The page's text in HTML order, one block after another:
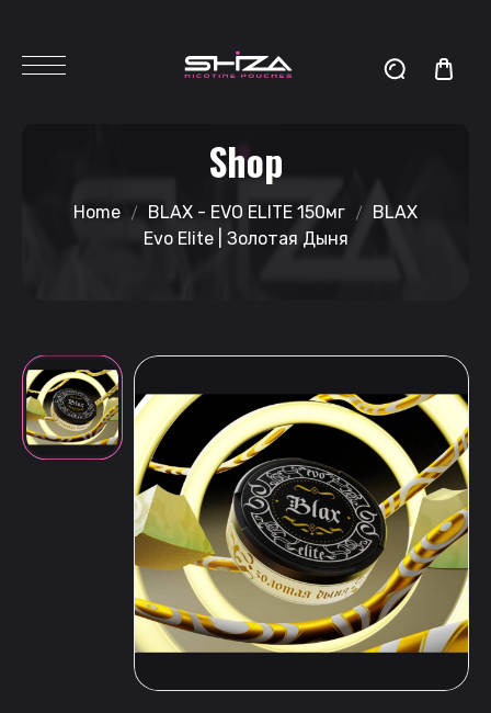
Shop
Home BLAX - EVO ELITE 150мг
BLAX
Evo Elite | Золотая Дыня